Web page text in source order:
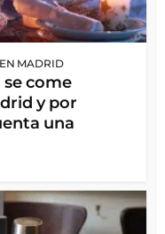
MADRID
se come
y por
una